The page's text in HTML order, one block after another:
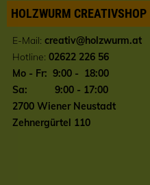
HOLZWURM CREATIVSHOP
E-Mail: creativ@holzwurm.at
Hotline: 02622 226 56
Mo - Fr: 9:00 - 18:00
Sa: 9:00 - 17:00
2700 Wiener Neustadt
Zehnergürtel 110